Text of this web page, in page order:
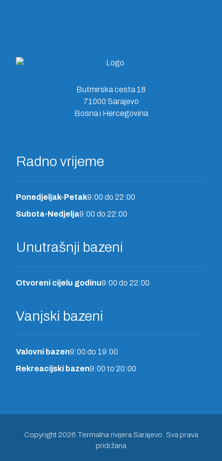
Butmirska cesta 18
71000 Sarajevo
Bosna i Hercegovina
Radno vrijeme
Ponedjeljak-Petak9:00 do 22:00
Subota-Nedjelja9:00 do 22:00
Unutrašnji bazeni
Otvoreni cijelu godinu9:00 do 22:00
Vanjski bazeni
Valovni bazen9:00 do 19:00
Rekreacijski bazen9:00 to 20:00
Copyright 2026 Termalna rivijera Sarajevo. Sva prava
pridržana